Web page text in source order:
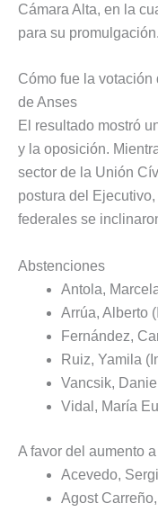
Cámara Alta, en la
para su promulgación.
Cómo fue la
de Anses
El resultado mostró
y la oposición.
sector de la Unión
postura del
federales se
Abstenciones
Antola,
Arrúa, Alberto
Fernández,
Ruiz, Yamila
Vancsik,
Vidal, María
A favor del aumento
Acevedo,
Agost